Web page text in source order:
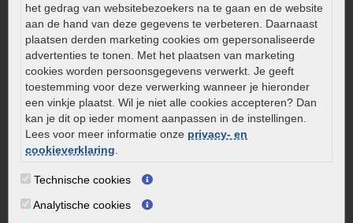
het gedrag van websitebezoekers na te gaan en de website
aan de hand van deze gegevens te verbeteren. Daarnaast
plaatsen derden marketing cookies om gepersonaliseerde
advertenties te tonen. Met het plaatsen van marketing
cookies worden persoonsgegevens verwerkt. Je geeft
toestemming voor deze verwerking wanneer je hieronder
een vinkje plaatst. Wil je niet alle cookies accepteren? Dan
kan je dit op ieder moment aanpassen in de instellingen.
Lees voor meer informatie onze privacy- en
cookieverklaring.
Technische cookies
Analytische cookies
Zelf een terras aanleggen
Kleine stadstuin inrichten
0320 – 219170
Kaapstanderweg 41
8243 RB Lelystad
info@onlinetuinwarenhuis.nl
Routebeschrijving
Dinsdag